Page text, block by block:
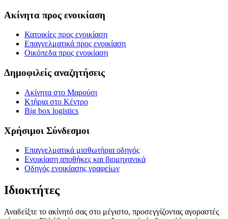
Ακίνητα προς ενοικίαση
Κατοικίες προς ενοικίαση
Επαγγελματικά προς ενοικίαση
Οικόπεδα προς ενοικίαση
Δημοφιλείς αναζητήσεις
Ακίνητα στο Μαρούσι
Κτήρια στο Κέντρο
Big box logistics
Χρήσιμοι Σύνδεσμοι
Επαγγελματικά μισθωτήρια οδηγός
Ενοικίαση αποθήκες και βιομηχανικά
Οδηγός ενοικίασης γραφείων
Ιδιοκτήτες
Αναδείξτε το ακίνητό σας στο μέγιστο, προσεγγίζοντας αγοραστές